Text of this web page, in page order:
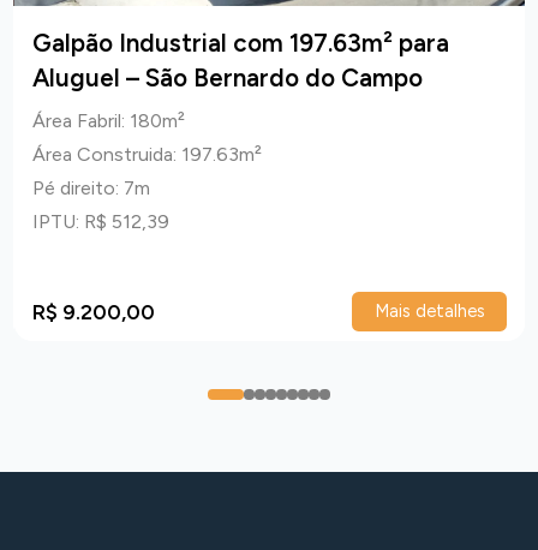
Galpão Industrial com 197.63m² para
Aluguel – São Bernardo do Campo
Área Fabril: 180m²
Área Construida: 197.63m²
Pé direito: 7m
IPTU: R$ 512,39
R$ 9.200,00 Mais detalhes
0 12345678